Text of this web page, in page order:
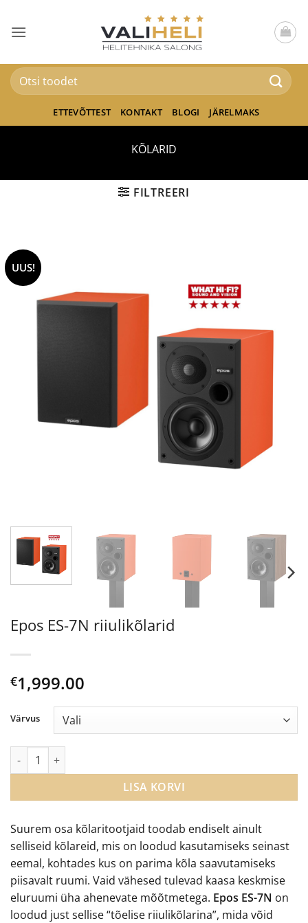
content
Otsi:
ETTEVÕTTEST KONTAKT BLOGI JÄRELMAKS
KÕLARID
FILTREERI
UUS!
Epos ES-7N riiulikõlarid
€1,999.00
Suurem osa kõlaritootjaid toodab endiselt ainult
selliseid kõlareid, mis on loodud kasutamiseks seinast
eemal, kohtades kus on parima kõla saavutamiseks
piisavalt ruumi. Vaid vähesed tulevad kaasa keskmise
eluruumi üha ahenevate mõõtmetega. Epos ES-7N on
loodud just sellise “tõelise riiulikõlarina”, mida võid
Värvus
Epos ES-7N riiulikõlarid kogus
LISA KORVI